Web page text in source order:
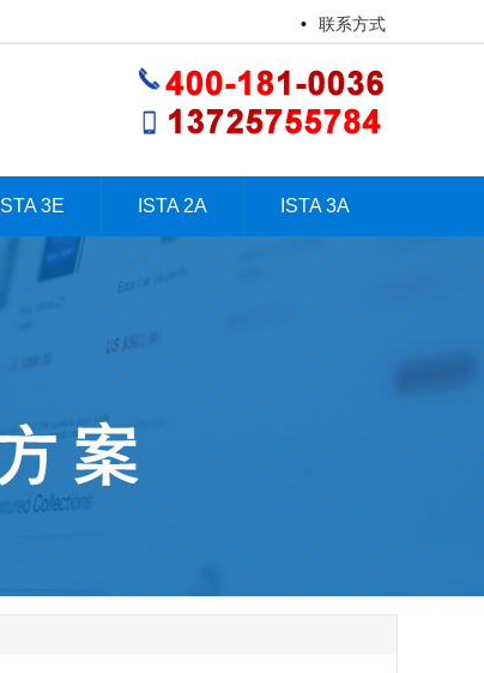
• 联系方式
ISTA 3E ISTA 2A ISTA 3A